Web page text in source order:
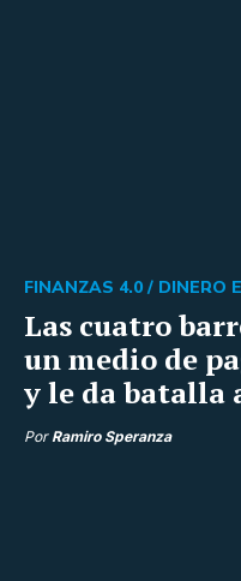
Las cuatro
un medio de
y le da batalla
FINANZAS 4.0 / DINERO
Por Ramiro Speranza